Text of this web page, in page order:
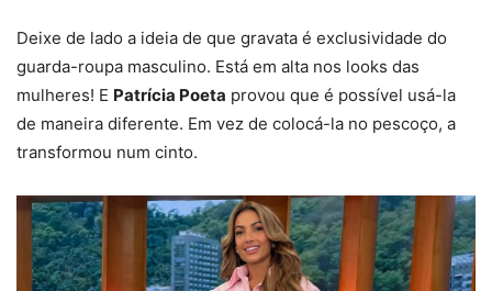
Deixe de lado a ideia de que gravata é exclusividade do
guarda-roupa masculino. Está em alta nos looks das
mulheres! E Patrícia Poeta provou que é possível usá-la
de maneira diferente. Em vez de colocá-la no pescoço, a
transformou num cinto.